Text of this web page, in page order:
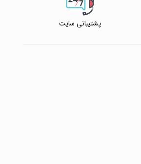
پشتیبانی سایت